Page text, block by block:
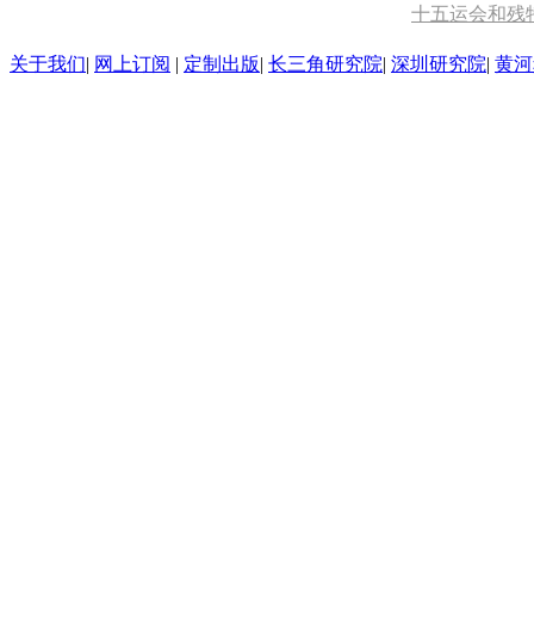
十五运会和残
关于我们| 网上订阅 | 定制出版| 长三角研究院| 深圳研究院| 黄